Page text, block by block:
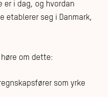
er i dag, og hvordan
etablerer seg i Danmark,
om dette:
som yrke